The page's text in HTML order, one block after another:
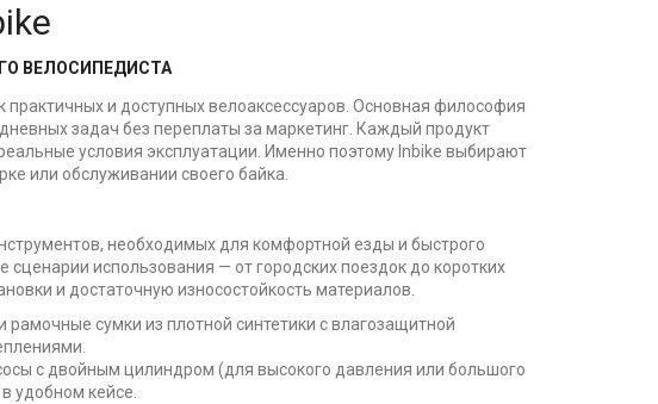
ВЕЛОСИПЕДИСТА
и доступных велоаксессуаров. Основная философия
задач без переплаты за маркетинг. Каждый продукт
условия эксплуатации. Именно поэтому Inbike выбирают
или обслуживании своего байка.
необходимых для комфортной езды и быстрого
использования — от городских поездок до коротких
и достаточную износостойкость материалов.
сумки из плотной синтетики с влагозащитной
с двойным цилиндром (для высокого давления или большого
удобном кейсе.